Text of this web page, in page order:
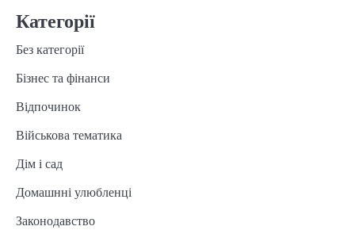
Категорії
Без категорії
Бізнес та фінанси
Відпочинок
Військова тематика
Дім і сад
Домашнні улюбленці
Законодавство